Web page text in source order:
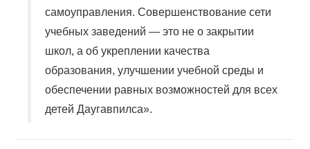
самоуправления. Совершенствование сети
учебных заведений — это не о закрытии
школ, а об укреплении качества
образования, улучшении учебной среды и
обеспечении равных возможностей для всех
детей Даугавпилса».